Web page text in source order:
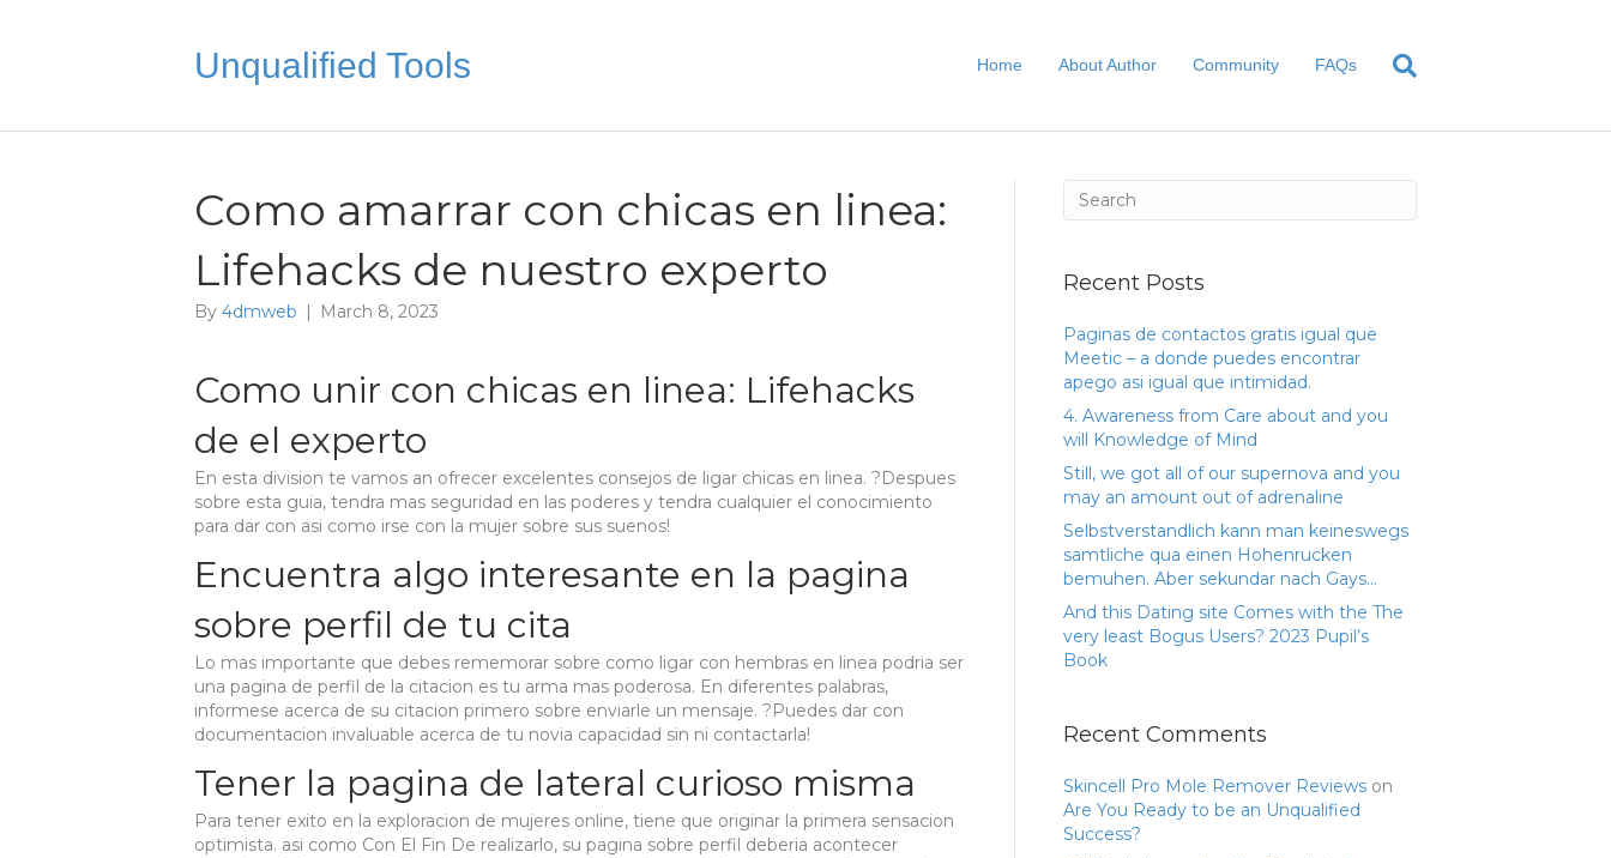
Unqualified Tools Home About Author Community FAQs
Como amarrar con chicas en linea:
Lifehacks de nuestro experto
By 4dmweb | March 8, 2023
Como unir con chicas en linea: Lifehacks
de el experto
En esta division te vamos an ofrecer excelentes consejos de ligar chicas en linea. ?Despues
sobre esta guia, tendra mas seguridad en las poderes y tendra cualquier el conocimiento
para dar con asi­ como irse con la mujer sobre sus suenos!
Encuentra algo interesante en la pagina
sobre perfil de tu cita
Lo mas importante que debes rememorar sobre como ligar con hembras en linea podri­a ser
una pagina de perfil de la citacion es tu arma mas poderosa. En diferentes palabras,
informese acerca de su citacion primero sobre enviarle un mensaje. ?Puedes dar con
documentacion invaluable acerca de tu novia capacidad sin ni contactarla!
Tener la pagina de lateral curioso misma
Para tener exito en la exploracion de mujeres online, tiene que originar la primera sensacion
optimista. asi­ como Con El Fin De realizarlo, su pagina sobre perfil deberia acontecer
Recent Posts
Paginas de contactos gratis igual que
Meetic – a donde puedes encontrar
apego asi­ igual que intimidad.
4. Awareness from Care about and you
will Knowledge of Mind
Still, we got all of our supernova and you
may an amount out of adrenaline
Selbstverstandlich kann man keineswegs
samtliche qua einen Hohenrucken
bemuhen. Aber sekundar nach Gays…
And this Dating site Comes with the The
very least Bogus Users? 2023 Pupil’s
Book
Recent Comments
Skincell Pro Mole Remover Reviews on
Are You Ready to be an Unqualified
Success?